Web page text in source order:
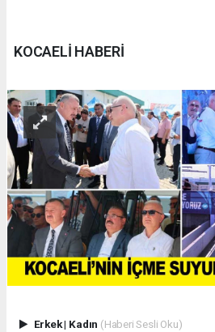
KOCAELİ HABERİ
Erkek| Kadın (Haberi Sesli Oku)